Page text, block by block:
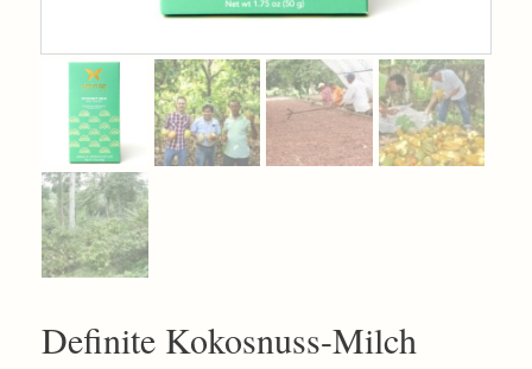
Definite Kokosnuss-Milch